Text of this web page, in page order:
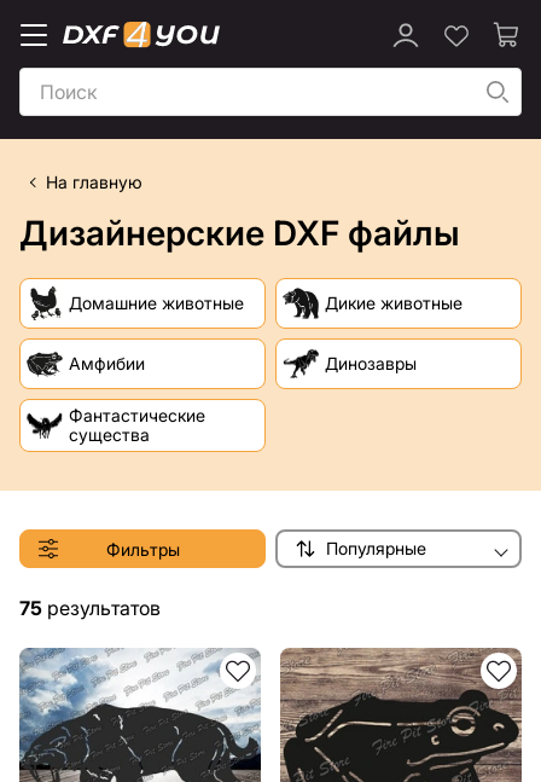
На главную
Дизайнерские DXF файлы
Домашние животные Дикие животные
Амфибии Динозавры
Фантастические
существа
Фильтры Популярные
75 результатов